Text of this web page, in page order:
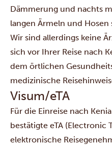
Dämmerung und nachts
langen Ärmeln und
Wir sind allerdings keine
sich vor Ihrer Reise nach
dem örtlichen
medizinische
Visum/eTA
Für die Einreise nach
bestätigte eTA (Electronic
elektronische